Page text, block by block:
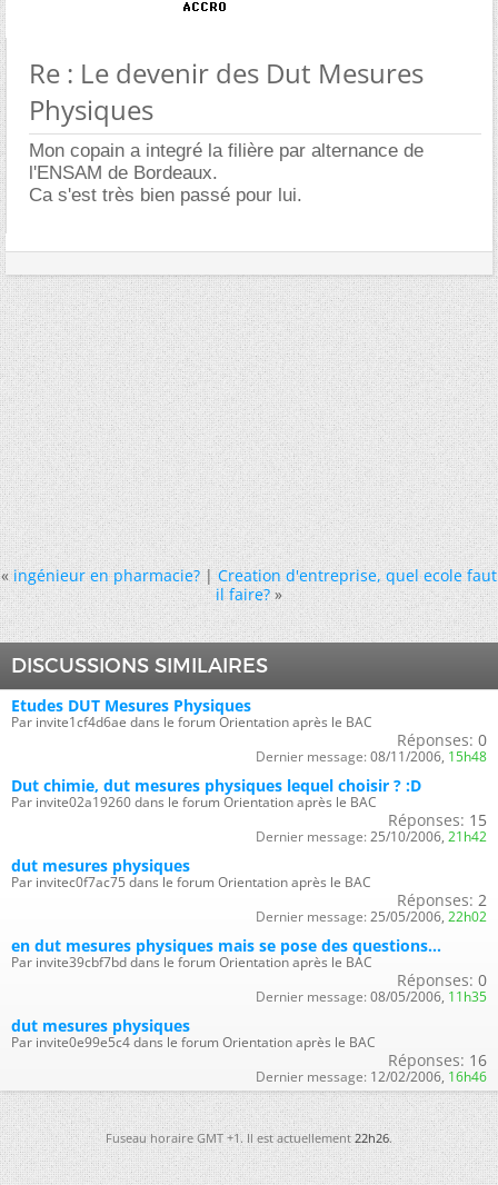
Re : Le devenir des Dut Mesures
Physiques
Mon copain a integré la filière par alternance de
l'ENSAM de Bordeaux.
Ca s'est très bien passé pour lui.
« ingénieur en pharmacie?|Creation d'entreprise, quel ecole faut
il faire? »
DISCUSSIONS SIMILAIRES
Etudes DUT Mesures Physiques
Par invite1cf4d6ae dans le forum Orientation après le BAC
Réponses: 0
Dernier message: 08/11/2006, 15h48
Dut chimie, dut mesures physiques lequel choisir ? :D
Par invite02a19260 dans le forum Orientation après le BAC
Réponses: 15
Dernier message: 25/10/2006, 21h42
dut mesures physiques
Par invitec0f7ac75 dans le forum Orientation après le BAC
Réponses: 2
Dernier message: 25/05/2006, 22h02
en dut mesures physiques mais se pose des questions...
Par invite39cbf7bd dans le forum Orientation après le BAC
Réponses: 0
Dernier message: 08/05/2006, 11h35
dut mesures physiques
Par invite0e99e5c4 dans le forum Orientation après le BAC
Réponses: 16
Dernier message: 12/02/2006, 16h46
Fuseau horaire GMT +1. Il est actuellement22h26.